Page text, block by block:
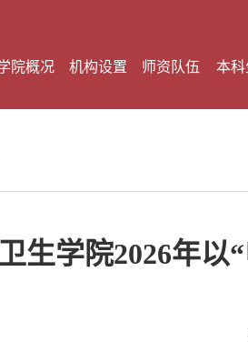
院概况 机构设置 师资队伍 本科
生学院2026年以